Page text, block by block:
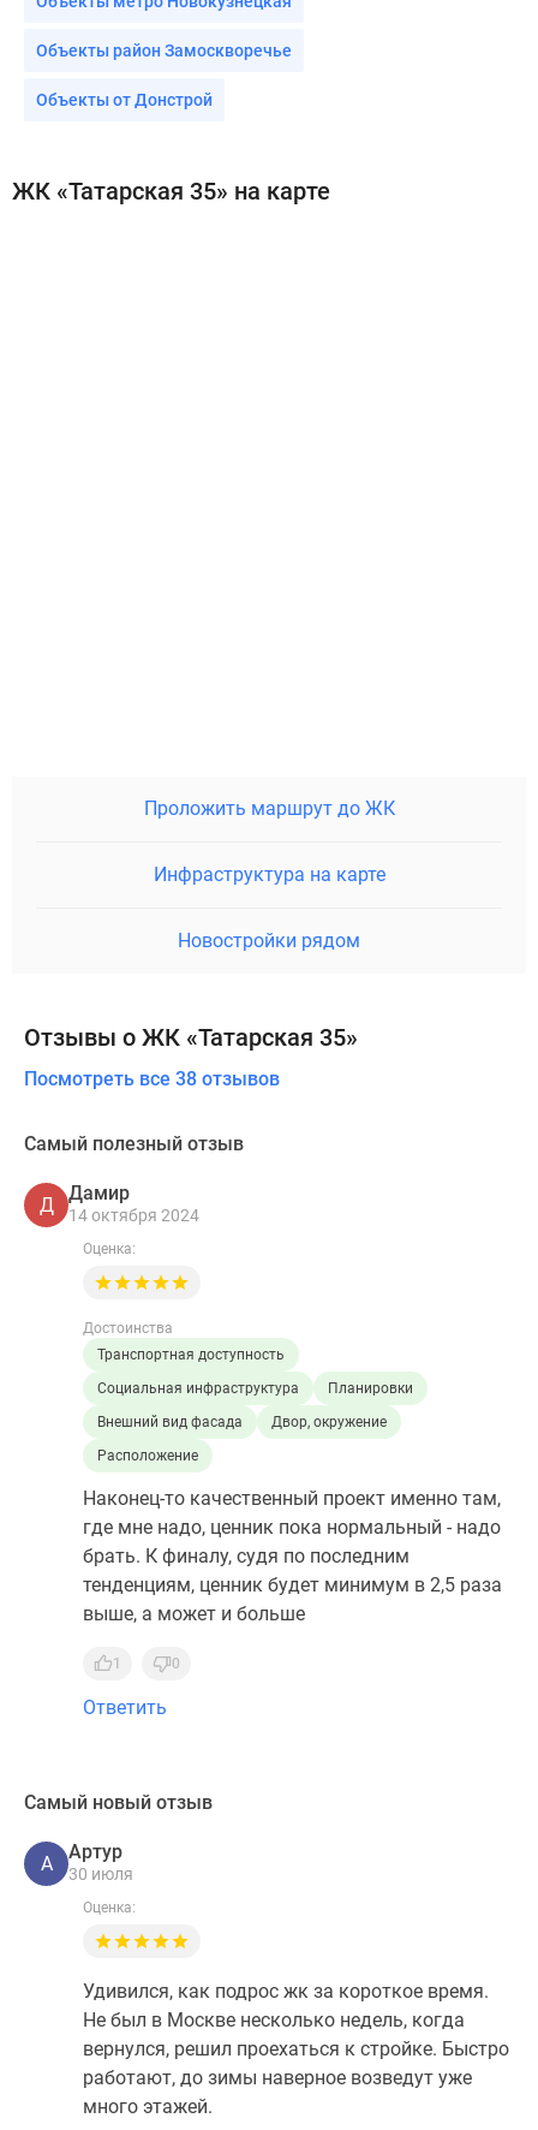
Объекты район Замоскворечье
Объекты от Донстрой
ЖК «Татарская 35» на карте
Проложить маршрут до ЖК
Инфраструктура на карте
Новостройки рядом
Отзывы о ЖК «Татарская 35»
Посмотреть все 38 отзывов
Самый полезный отзыв
Д
Дамир
14 октября 2024
Оценка:
Достоинства
Транспортная доступность
Социальная инфраструктура
Планировки
Внешний вид фасада
Двор, окружение
Расположение
Наконец-то качественный проект именно там,
где мне надо, ценник пока нормальный - надо
брать. К финалу, судя по последним
тенденциям, ценник будет минимум в 2,5 раза
выше, а может и больше
1 0
Ответить
Самый новый отзыв
А
Артур
30 июля
Оценка:
Удивился, как подрос жк за короткое время.
Не был в Москве несколько недель, когда
вернулся, решил проехаться к стройке. Быстро
работают, до зимы наверное возведут уже
много этажей.